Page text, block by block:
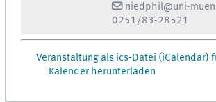
niedphil@uni-
0251/83-28521
Veranstaltung als ics-Datei (iCalendar)
Kalender herunterladen